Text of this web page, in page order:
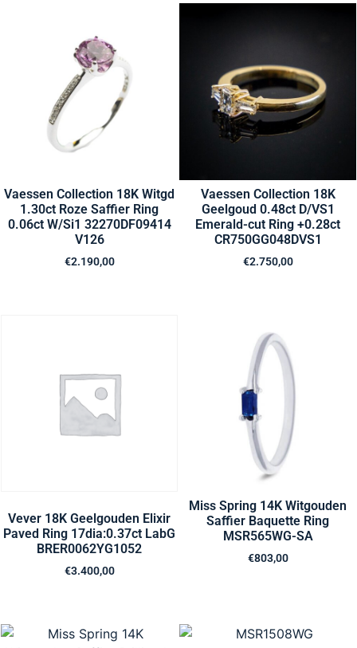
Vaessen Collection 18K Witgd
1.30ct Roze Saffier Ring
0.06ct W/Si1 32270DF09414
V126
€2.190,00
Vaessen Collection 18K
Geelgoud 0.48ct D/VS1
Emerald-cut Ring +0.28ct
CR750GG048DVS1
€2.750,00
Vever 18K Geelgouden Elixir
Paved Ring 17dia:0.37ct LabG
BRER0062YG1052
€3.400,00
Miss Spring 14K Witgouden
Saffier Baquette Ring
MSR565WG-SA
€803,00